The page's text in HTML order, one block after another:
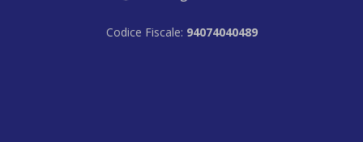
Codice Fiscale: 94074040489